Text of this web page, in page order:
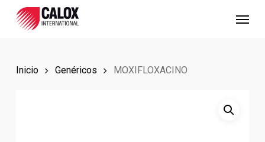
Inicio Genéricos MOXIFLOXACINO